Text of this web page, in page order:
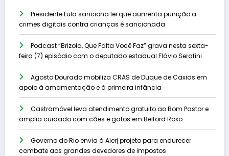
Presidente Lula sanciona lei que aumenta punição a
crimes digitais contra crianças é sancionada
Podcast “Brizola, Que Falta Você Faz” grava nesta sexta-
feira (7) episódio com o deputado estadual Flávio Serafini
Agosto Dourado mobiliza CRAS de Duque de Caxias em
apoio à amamentação e à primeira infância
Castramóvel leva atendimento gratuito ao Bom Pastor e
amplia cuidado com cães e gatos em Belford Roxo
Governo do Rio envia à Alerj projeto para endurecer
combate aos grandes devedores de impostos